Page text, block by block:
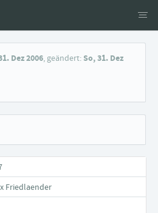
Dez 2006, geändert:So, 31. Dez
Friedlaender